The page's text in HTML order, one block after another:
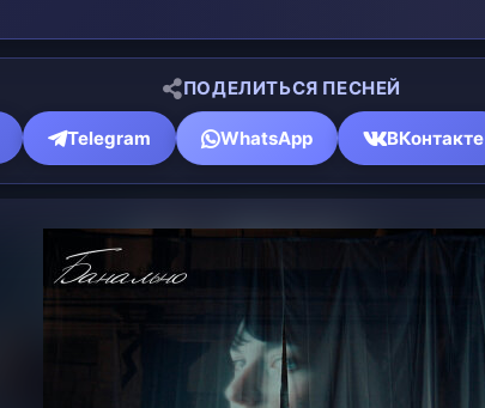
ПОДЕЛИТЬСЯ ПЕСНЕЙ
Telegram WhatsApp ВКонтакте